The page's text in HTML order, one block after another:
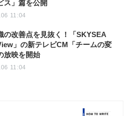
ス」篇を公開
11:04
の改善点を見抜く！「SKYSEA
」の新テレビCM「チームの変
放映を開始
11:04